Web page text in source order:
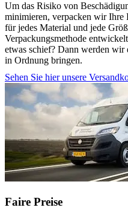
Um das Risiko von
minimieren, verpacken wir Ihre
für jedes Material und jede
Verpackungsmethode
etwas schief? Dann werden wir
in Ordnung bringen.
Sehen Sie hier unsere
Faire Preise